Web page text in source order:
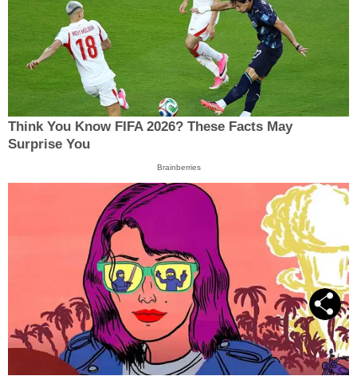
Think You Know FIFA 2026? These Facts May
Surprise You
Brainberries